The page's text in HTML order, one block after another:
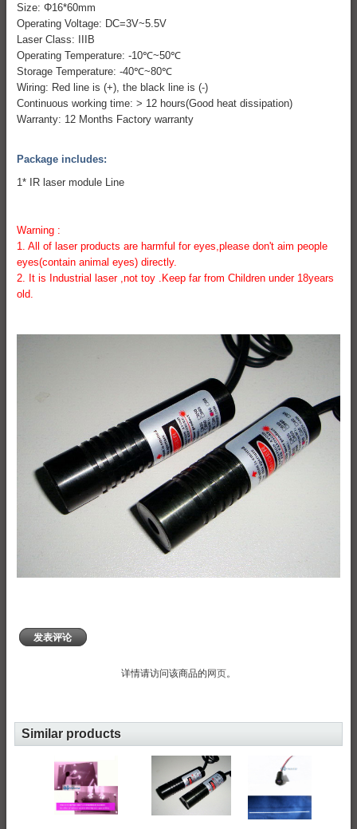
Size: Φ16*60mm
Operating Voltage: DC=3V~5.5V
Laser Class: IIIB
Operating Temperature: -10℃~50℃
Storage Temperature: -40℃~80℃
Wiring: Red line is (+), the black line is (-)
Continuous working time: > 12 hours(Good heat dissipation)
Warranty: 12 Months Factory warranty
Package includes:
1* IR laser module Line
Warning :
1. All of laser products are harmful for eyes,please don't aim people
eyes(contain animal eyes) directly.
2. It is Industrial laser ,not toy .Keep far from Children under 18years
old.
发表评论
详情请访问该商品的网页。
Similar products